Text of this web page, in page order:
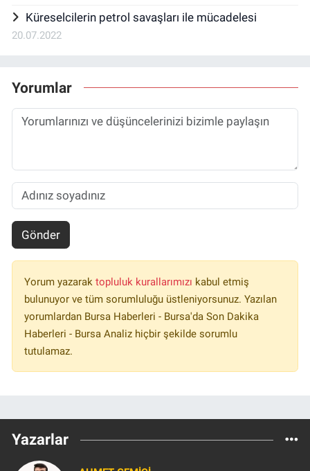
Küreselcilerin petrol savaşları ile mücadelesi
20.07.2022
Yorumlar
Gönder
Yorum yazarak topluluk kurallarımızı kabul etmiş
bulunuyor ve tüm sorumluluğu üstleniyorsunuz. Yazılan
yorumlardan Bursa Haberleri - Bursa'da Son Dakika
Haberleri - Bursa Analiz hiçbir şekilde sorumlu
tutulamaz.
Yazarlar